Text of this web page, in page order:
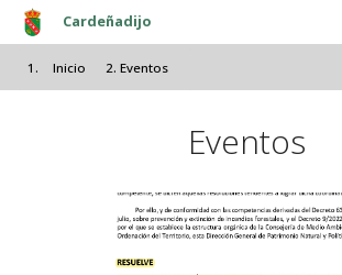
Pasar al contenido
Cardeñadijo
Inicio Eventos
Eventos